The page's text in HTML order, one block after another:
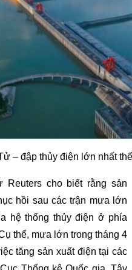
– đập thủy điện lớn nhất
cho biết rằng sản
hồi sau các trận mưa lớn
hệ thống thủy điện ở phía
thể, mưa lớn trong tháng 4
tăng sản xuất điện tại các